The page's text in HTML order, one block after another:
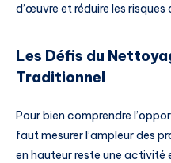
d’œuvre et réduire les risques
Les Défis du
Traditionnel
Pour bien comprendre
faut mesurer l’ampleur des
en hauteur reste une activité